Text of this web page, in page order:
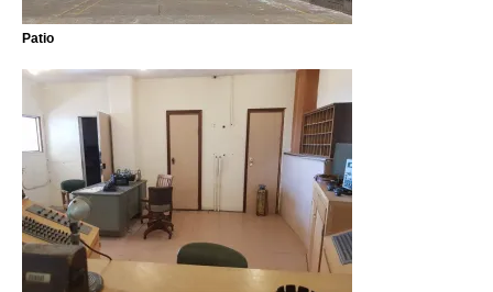
Patio